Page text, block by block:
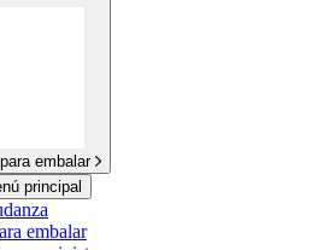
embalar
principal
embalar